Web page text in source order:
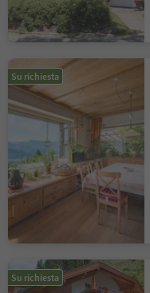
Su richiesta
Su richiesta